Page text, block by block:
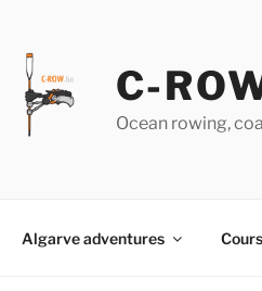
C-
Ocean rowing,
Algarve adventures